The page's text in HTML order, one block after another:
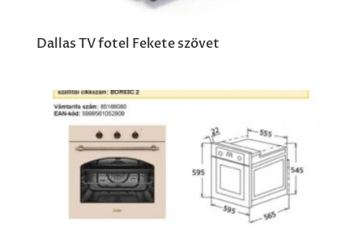
Dallas TV fotel Fekete szövet